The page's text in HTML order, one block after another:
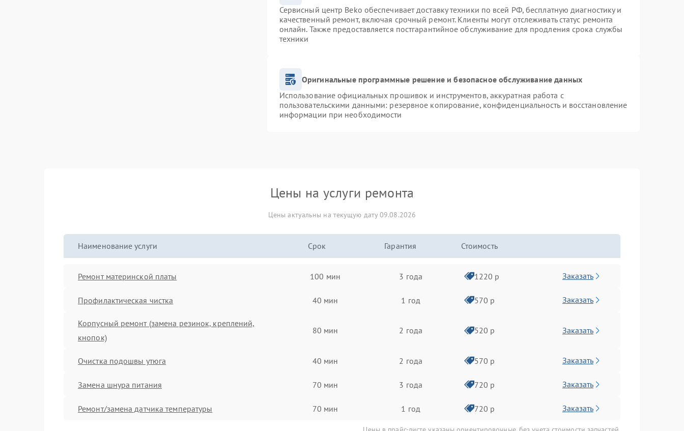
Сервисный центр Beko обеспечивает доставку техники по всей РФ, бесплатную диагностику и
качественный ремонт, включая срочный ремонт. Клиенты могут отслеживать статус ремонта
онлайн. Также предоставляется постгарантийное обслуживание для продления срока службы
техники
Оригинальные программные решение и безопасное обслуживание данных
Использование официальных прошивок и инструментов, аккуратная работа с
пользовательскими данными: резервное копирование, конфиденциальность и восстановление
информации при необходимости
Цены на услуги ремонта
Цены актуальны на текущую дату 09.08.2026
Наименование услуги Срок Гарантия Стоимость
Ремонт материнской платы 100 мин 3 года 1220 р Заказать
Профилактическая чистка 40 мин 1 год 570 р Заказать
Корпусный ремонт (замена резинок, креплений,
кнопок)
80 мин 2 года 520 р Заказать
Очистка подошвы утюга 40 мин 2 года 570 р Заказать
Замена шнура питания 70 мин 3 года 720 р Заказать
Ремонт/замена датчика температуры 70 мин 1 год 720 р Заказать